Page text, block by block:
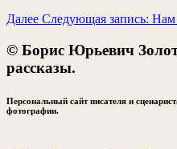
Далее Следующая запись: Нам
© Борис Юрьевич
рассказы.
Персональный сайт писателя и
фотографии.